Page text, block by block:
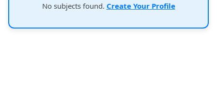
No subjects found. Create Your Profile